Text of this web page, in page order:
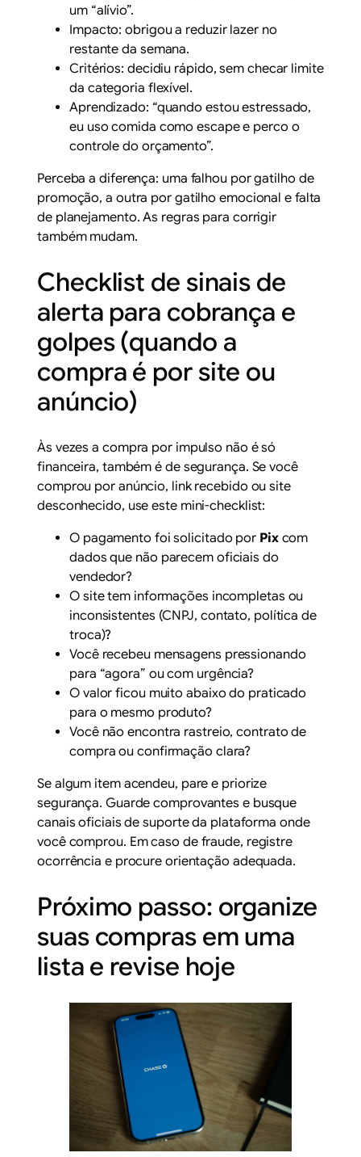
um “alívio”.
Impacto: obrigou a reduzir lazer no
restante da semana.
Critérios: decidiu rápido, sem checar limite
da categoria flexível.
Aprendizado: “quando estou estressado,
eu uso comida como escape e perco o
controle do orçamento”.
Perceba a diferença: uma falhou por gatilho de
promoção, a outra por gatilho emocional e falta
de planejamento. As regras para corrigir
também mudam.
Checklist de sinais de
alerta para cobrança e
golpes (quando a
compra é por site ou
anúncio)
Às vezes a compra por impulso não é só
financeira, também é de segurança. Se você
comprou por anúncio, link recebido ou site
desconhecido, use este mini-checklist:
O pagamento foi solicitado por Pixcom
dados que não parecem oficiais do
vendedor?
O site tem informações incompletas ou
inconsistentes (CNPJ, contato, política de
troca)?
Você recebeu mensagens pressionando
para “agora” ou com urgência?
O valor ficou muito abaixo do praticado
para o mesmo produto?
Você não encontra rastreio, contrato de
compra ou confirmação clara?
Se algum item acendeu, pare e priorize
segurança. Guarde comprovantes e busque
canais oficiais de suporte da plataforma onde
você comprou. Em caso de fraude, registre
ocorrência e procure orientação adequada.
Próximo passo: organize
suas compras em uma
lista e revise hoje